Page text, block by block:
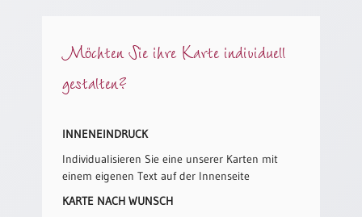
Eheschliessung
Hochzeitsjubiläum
Urkunden
Abendmahlszulassung
Möchten Sie ihre Karte individuell
gestalten?
INNENEINDRUCK
Individualisieren Sie eine unserer Karten mit
einem eigenen Text auf der Innenseite
KARTE NACH WUNSCH